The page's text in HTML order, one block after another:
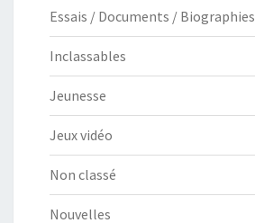
Essais / Documents / Biographies
Inclassables
Jeunesse
Jeux vidéo
Non classé
Nouvelles